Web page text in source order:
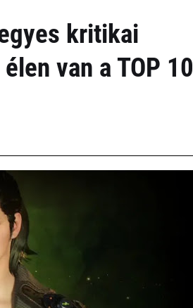
kritikai
van a TOP 10